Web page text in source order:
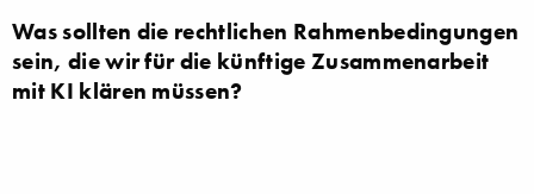
Was sollten die rechtlichen Rahmenbedingungen
sein, die wir für die künftige Zusammenarbeit
mit KI klären müssen?